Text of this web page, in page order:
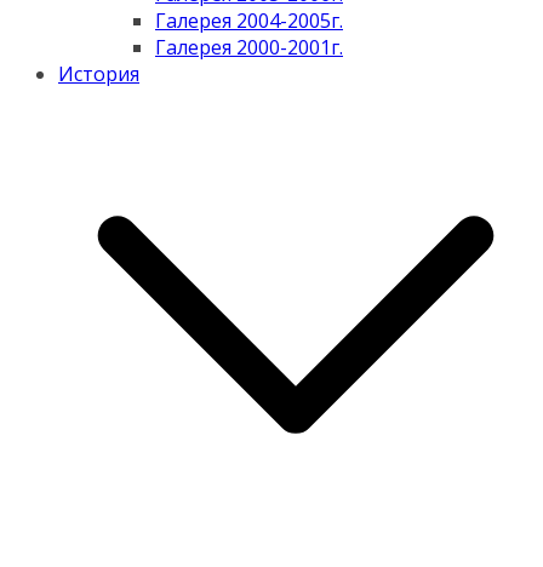
Галерея 2004-2005г.
Галерея 2000-2001г.
История